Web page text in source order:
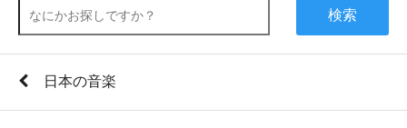
検索
日本の音楽